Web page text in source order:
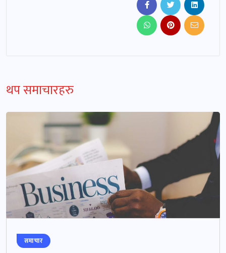
थप समाचारहरु
समाचार